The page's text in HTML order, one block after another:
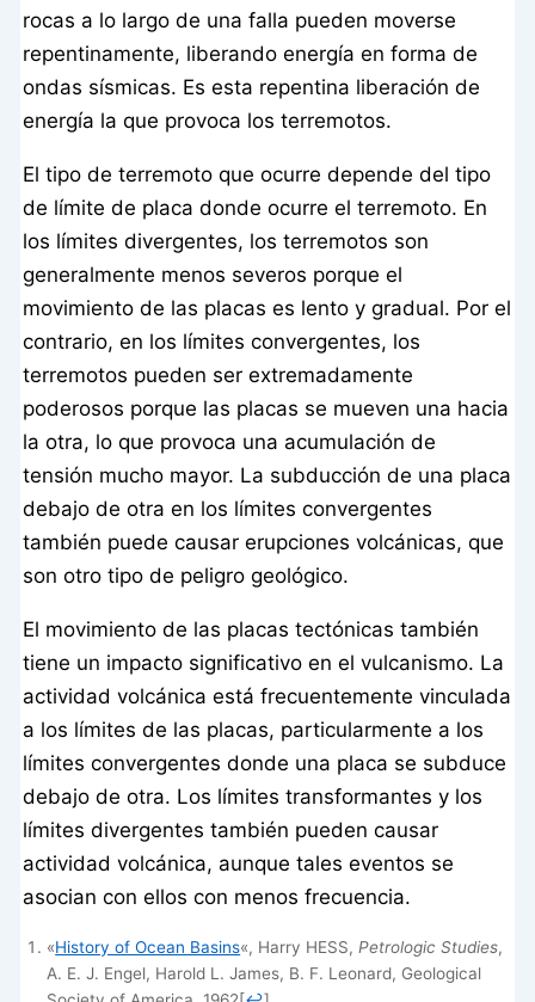
rocas a lo largo de una falla pueden moverse
repentinamente, liberando energía en forma de
ondas sísmicas. Es esta repentina liberación de
energía la que provoca los terremotos.
El tipo de terremoto que ocurre depende del tipo
de límite de placa donde ocurre el terremoto. En
los límites divergentes, los terremotos son
generalmente menos severos porque el
movimiento de las placas es lento y gradual. Por el
contrario, en los límites convergentes, los
terremotos pueden ser extremadamente
poderosos porque las placas se mueven una hacia
la otra, lo que provoca una acumulación de
tensión mucho mayor. La subducción de una placa
debajo de otra en los límites convergentes
también puede causar erupciones volcánicas, que
son otro tipo de peligro geológico.
El movimiento de las placas tectónicas también
tiene un impacto significativo en el vulcanismo. La
actividad volcánica está frecuentemente vinculada
a los límites de las placas, particularmente a los
límites convergentes donde una placa se subduce
debajo de otra. Los límites transformantes y los
límites divergentes también pueden causar
actividad volcánica, aunque tales eventos se
asocian con ellos con menos frecuencia.
«History of Ocean Basins«, Harry HESS,Petrologic Studies,
A. E. J. Engel, Harold L. James, B. F. Leonard, Geological